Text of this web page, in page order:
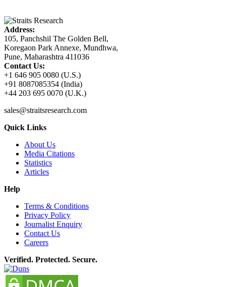
Address:
105, Panchshil The Golden Bell,
Koregaon Park Annexe, Mundhwa,
Pune, Maharashtra 411036
Contact Us:
+1 646 905 0080 (U.S.)
+91 8087085354 (India)
+44 203 695 0070 (U.K.)
sales@straitsresearch.com
Quick Links
About Us
Media Citations
Statistics
Articles
Help
Terms & Conditions
Privacy Policy
Journalist Enquiry
Contact Us
Careers
Verified. Protected. Secure.